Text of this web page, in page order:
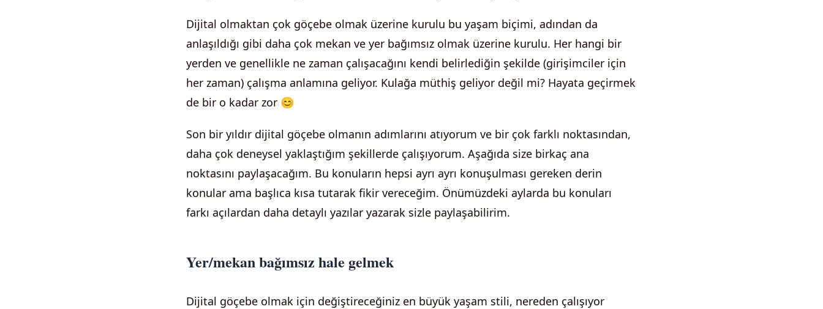
Dijital olmaktan çok göçebe olmak üzerine kurulu bu yaşam biçimi, adından da
anlaşıldığı gibi daha çok mekan ve yer bağımsız olmak üzerine kurulu. Her hangi bir
yerden ve genellikle ne zaman çalışacağını kendi belirlediğin şekilde (girişimciler için
her zaman) çalışma anlamına geliyor. Kulağa müthiş geliyor değil mi? Hayata geçirmek
de bir o kadar zor 😊
Son bir yıldır dijital göçebe olmanın adımlarını atıyorum ve bir çok farklı noktasından,
daha çok deneysel yaklaştığım şekillerde çalışıyorum. Aşağıda size birkaç ana
noktasını paylaşacağım. Bu konuların hepsi ayrı ayrı konuşulması gereken derin
konular ama başlıca kısa tutarak fikir vereceğim. Önümüzdeki aylarda bu konuları
farkı açılardan daha detaylı yazılar yazarak sizle paylaşabilirim.
Yer/mekan bağımsız hale gelmek
Dijital göçebe olmak için değiştireceğiniz en büyük yaşam stili, nereden çalışıyor